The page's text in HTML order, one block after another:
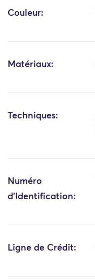
Couleur:
Matériaux:
Techniques:
Numéro
d'Identification:
Ligne de Crédit: